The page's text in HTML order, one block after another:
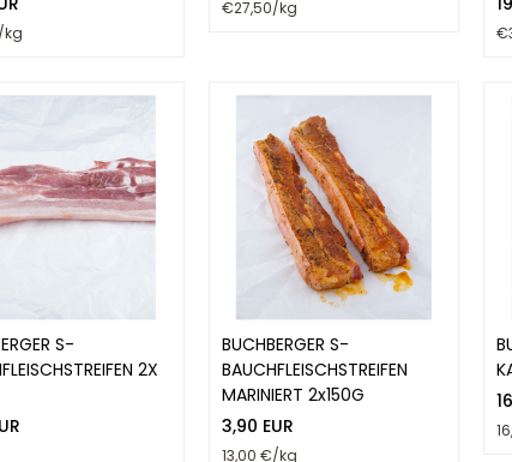
kg
€27,50/kg
S-
2X
BUCHBERGER S-
BAUCHFLEISCHSTREIFEN
MARINIERT 2x150G
3,90 EUR
13,00 €/kg